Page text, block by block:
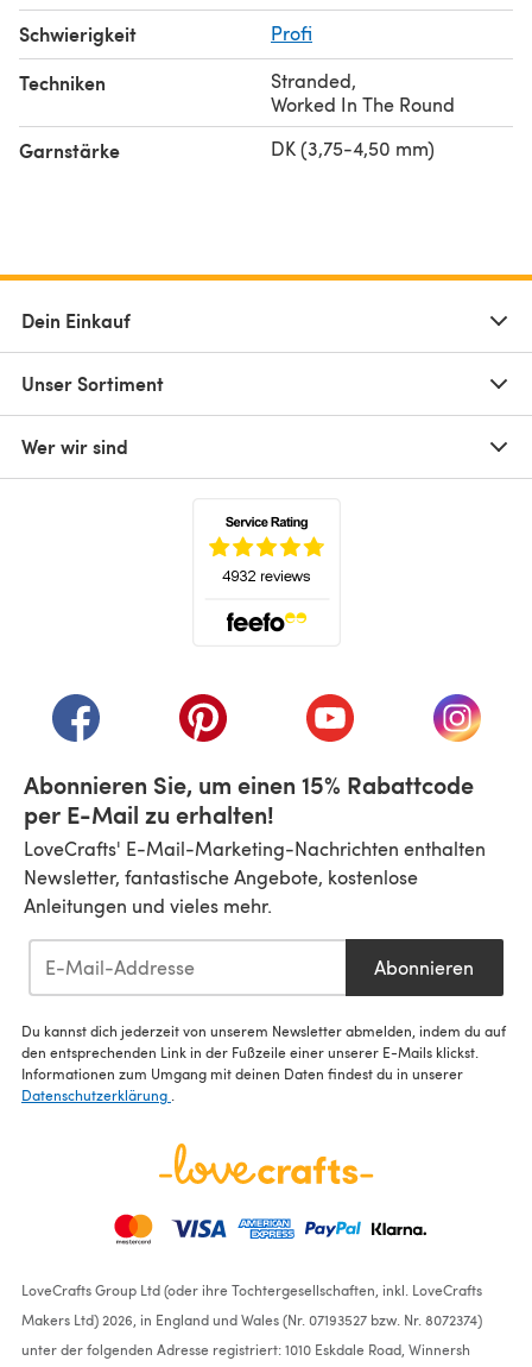
Schwierigkeit Profi
Techniken Stranded,
Worked In The Round
Garnstärke DK (3,75-4,50 mm)
Dein Einkauf
Unser Sortiment
Wer wir sind
(öffnet sich in einem neuen Tab)
(öffnet sich in einem neuen Tab)
(öffnet sich in einem
(öffnet
Abonnieren Sie, um einen 15% Rabattcode
per E-Mail zu erhalten!
LoveCrafts' E-Mail-Marketing-Nachrichten enthalten
Newsletter, fantastische Angebote, kostenlose
Anleitungen und vieles mehr.
Abonnieren
Du kannst dich jederzeit von unserem Newsletter abmelden, indem du auf
den entsprechenden Link in der Fußzeile einer unserer E-Mails klickst.
Informationen zum Umgang mit deinen Daten findest du in unserer
Datenschutzerklärung
LoveCrafts Group Ltd (oder ihre Tochtergesellschaften, inkl. LoveCrafts
Makers Ltd) 2026, in England und Wales (Nr. 07193527 bzw. Nr. 8072374)
unter der folgenden Adresse registriert: 1010 Eskdale Road, Winnersh